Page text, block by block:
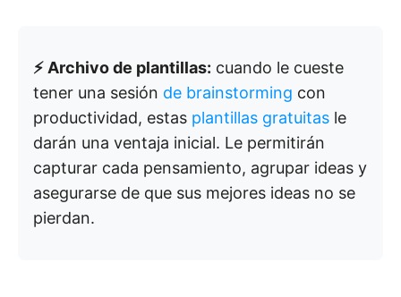
⚡ Archivo de plantillas: cuando le cueste
tener una sesión de brainstorming con
productividad, estas plantillas gratuitas le
darán una ventaja inicial. Le permitirán
capturar cada pensamiento, agrupar ideas y
asegurarse de que sus mejores ideas no se
pierdan.